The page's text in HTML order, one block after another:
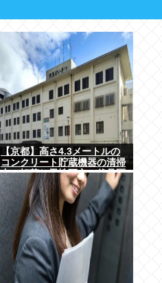
【京都】高さ4.3メートルの
コンクリート貯蔵機器の清掃
中に転落し男性死亡、伏見区
の工場